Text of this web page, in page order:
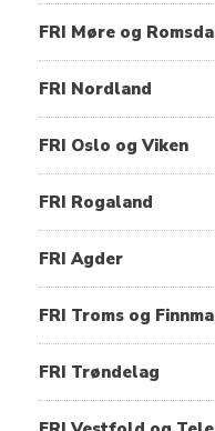
FRI Møre og
FRI Nordland
FRI Oslo og Viken
FRI Rogaland
FRI Agder
FRI Troms og
FRI Trøndelag